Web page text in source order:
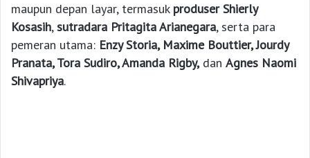
maupun depan layar, termasuk produser Shierly
Kosasih,sutradara Pritagita Arianegara, serta para
pemeran utama: Enzy Storia, Maxime Bouttier, Jourdy
Pranata, Tora Sudiro, Amanda Rigby,dan Agnes Naomi
Shivapriya.